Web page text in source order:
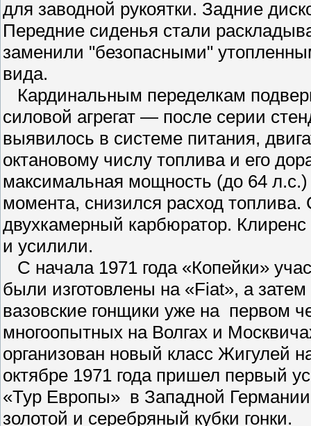
для заводной рукоятки. Задние
Передние сиденья стали
заменили "безопасными"
вида.
Кардинальным переделкам
силовой агрегат — после серии
выявилось в системе питания,
октановому числу топлива и его
максимальная мощность (до 64 л.с.)
момента, снизился расход
двухкамерный карбюратор.
и усилили.
С начала 1971 года «Копейки»
были изготовлены на «Fiat», а
вазовские гонщики уже на первом
многоопытных на Волгах и
организован новый класс Жигулей
октябре 1971 года пришел первый
«Тур Европы» в Западной
золотой и серебряный кубки гонки.